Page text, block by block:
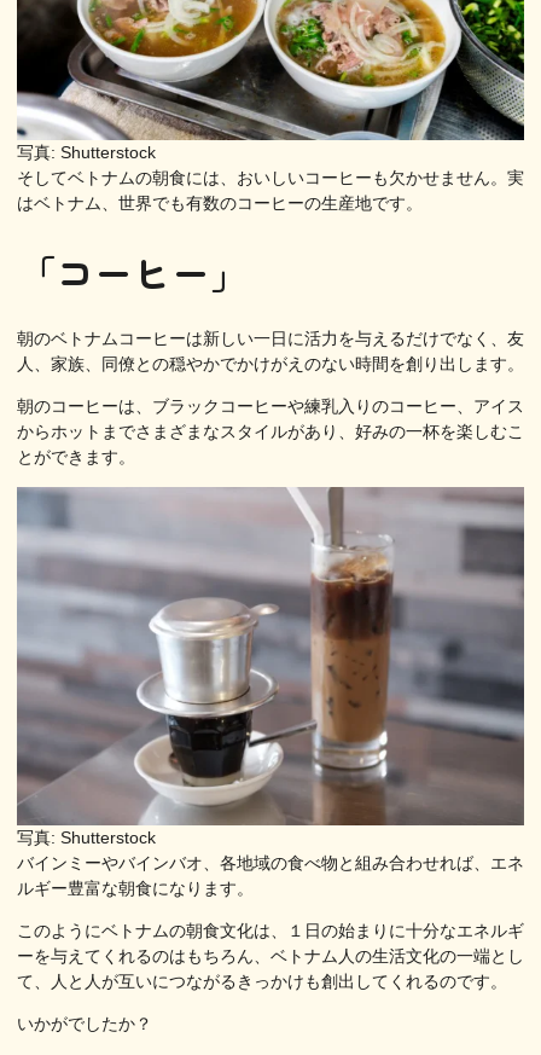
写真: Shutterstock
そしてベトナムの朝食には、おいしいコーヒーも欠かせません。実
はベトナム、世界でも有数のコーヒーの生産地です。
「コーヒー」
朝のベトナムコーヒーは新しい一日に活力を与えるだけでなく、友
人、家族、同僚との穏やかでかけがえのない時間を創り出します。
朝のコーヒーは、ブラックコーヒーや練乳入りのコーヒー、アイス
からホットまでさまざまなスタイルがあり、好みの一杯を楽しむこ
とができます。
写真: Shutterstock
バインミーやバインバオ、各地域の食べ物と組み合わせれば、エネ
ルギー豊富な朝食になります。
このようにベトナムの朝食文化は、１日の始まりに十分なエネルギ
ーを与えてくれるのはもちろん、ベトナム人の生活文化の一端とし
て、人と人が互いにつながるきっかけも創出してくれるのです。
いかがでしたか？